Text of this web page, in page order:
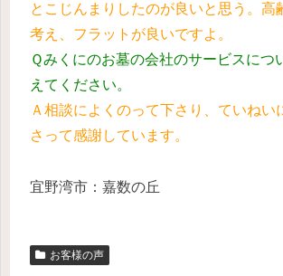
とこじんまりしたのが良いと思う。高
考え、フラットが良いですよ。
Ｑみくにのお墓の会社のサービスにつ
えてください。
Ａ相談によくのって下さり、ていねい
さって感謝しています。
宜野湾市：嘉数の丘
お客様の声